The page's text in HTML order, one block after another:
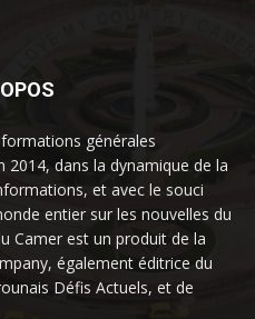
générales
dans la dynamique de la
et avec le souci
entier sur les nouvelles du
Camer est un produit de la
également éditrice du
Défis Actuels, et de